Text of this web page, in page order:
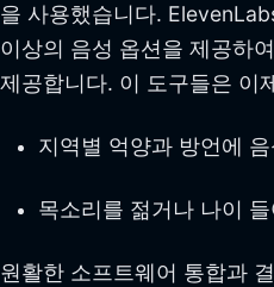
을 사용했습니다.
이상의 음성 옵션을 제공하
제공합니다. 이 도구들은 이
지역별 억양과 방언에
목소리를 젊거나 나이
원활한 소프트웨어 통합과